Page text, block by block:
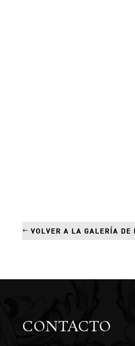
VOLVER A LA GALERÍA DE
CONTACTO